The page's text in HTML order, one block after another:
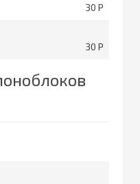
30
30